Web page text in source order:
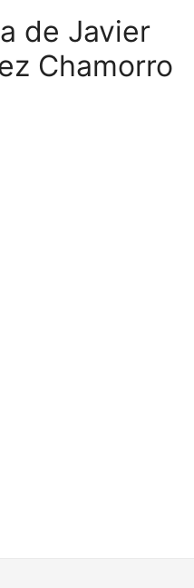
de Javier
Chamorro